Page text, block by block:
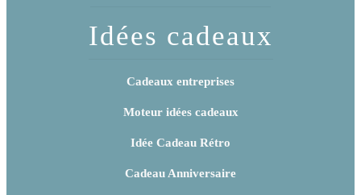
Idées cadeaux
Cadeaux entreprises
Moteur idées cadeaux
Idée Cadeau Rétro
Cadeau Anniversaire